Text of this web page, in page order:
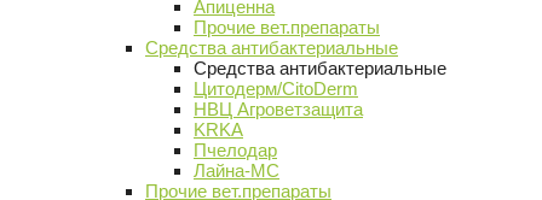
Апиценна
Прочие вет.препараты
Средства антибактериальные
Средства антибактериальные
Цитодерм/CitoDerm
НВЦ Агроветзащита
KRKA
Пчелодар
Лайна-МС
Прочие вет.препараты